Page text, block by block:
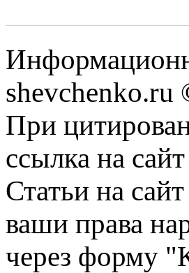
shevchenko.ru
При
ссылка на
Статьи на
ваши права
через форму